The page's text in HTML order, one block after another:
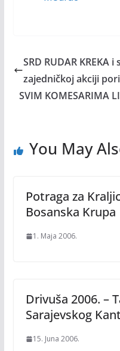
SRD RUDAR KREKA
zajedničkoj akciji
SVIM KOMESARIMA
You May
Potraga za
Bosanska Krupa
1. Maja 2006.
Drivuša 2006. –
Sarajevskog
15. Juna 2006.